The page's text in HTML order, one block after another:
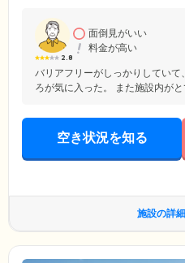
2.8
面倒見がいい
料金が高い
バリアフリーがしっかりしていて
ろが気に入った。 また施設内がと
空き状況を知る
施設の詳